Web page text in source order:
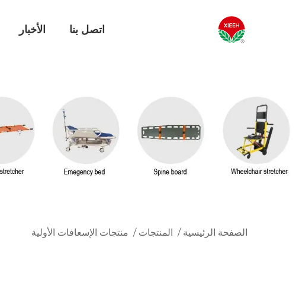
الأخبار اتصل بنا
الصفحة الرئيسية / المنتجات / منتجات الإسعافات الأولية